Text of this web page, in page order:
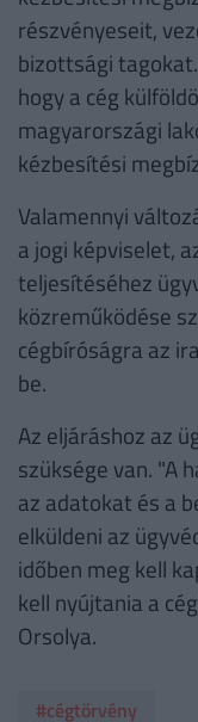
részvényeseit,
bizottsági
hogy a cég
magyarországi
kézbesítési
Valamennyi
a jogi képviselet,
teljesítéséhez
közreműködése
cégbíróságra az
be.
Az eljáráshoz az
szüksége van. "A
az adatokat és a
elküldeni az
időben meg kell
kell nyújtania a
Orsolya.
#cégtörvény